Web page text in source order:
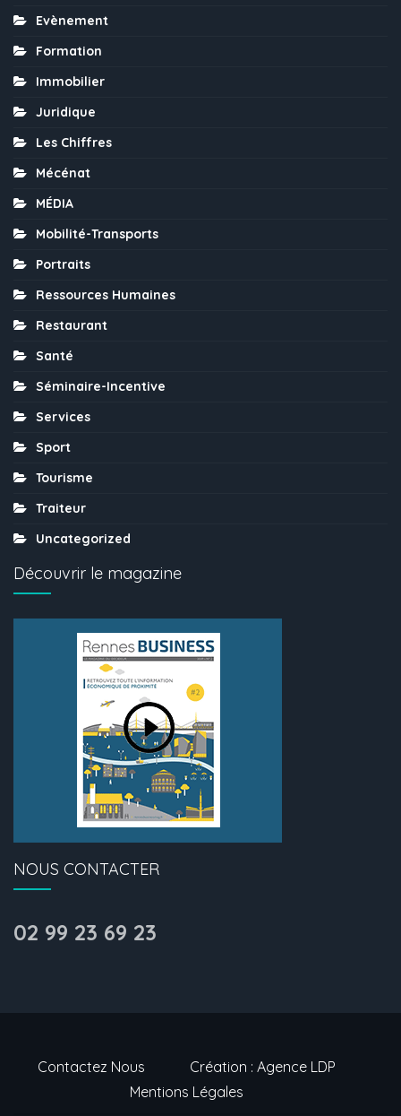
Evènement
Formation
Immobilier
Juridique
Les Chiffres
Mécénat
MÉDIA
Mobilité-Transports
Portraits
Ressources Humaines
Restaurant
Santé
Séminaire-Incentive
Services
Sport
Tourisme
Traiteur
Uncategorized
Découvrir le magazine
NOUS CONTACTER
02 99 23 69 23
Contactez Nous
Création : Agence LDP
Mentions Légales